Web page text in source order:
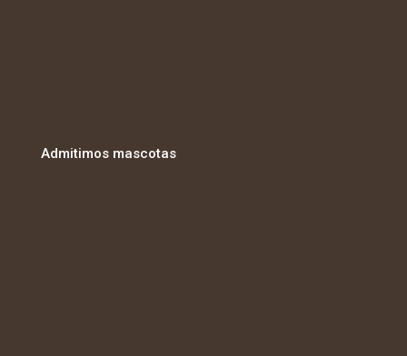
Admitimos mascotas